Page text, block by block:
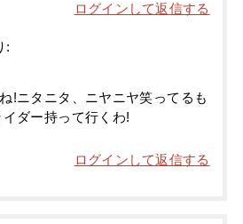
ログインして返信する
:
!ニタニタ、ニヤニヤ笑ってるも
ダー持って行くわ!
ログインして返信する